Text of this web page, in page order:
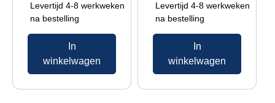
Levertijd 4-8 werkweken
na bestelling
In
winkelwagen
Levertijd 4-8 werkweken
na bestelling
In
winkelwagen